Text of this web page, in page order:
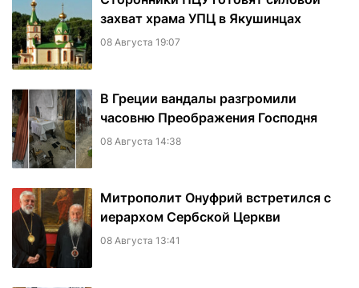
захват храма УПЦ в Якушинцах
08 Августа 19:07
В Греции вандалы разгромили
часовню Преображения Господня
08 Августа 14:38
Митрополит Онуфрий встретился с
иерархом Сербской Церкви
08 Августа 13:41